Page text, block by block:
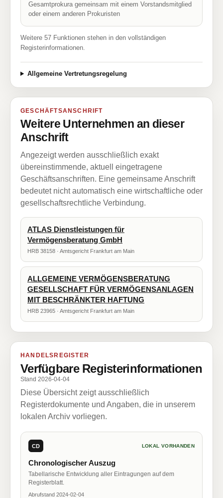
Gesamtprokura gemeinsam mit einem Vorstandsmitglied
oder einem anderen Prokuristen
Weitere 57 Funktionen stehen in den vollständigen
Registerinformationen.
Allgemeine Vertretungsregelung
GESCHÄFTSANSCHRIFT
Weitere Unternehmen an dieser
Anschrift
Angezeigt werden ausschließlich exakt
übereinstimmende, aktuell eingetragene
Geschäftsanschriften. Eine gemeinsame Anschrift
bedeutet nicht automatisch eine wirtschaftliche oder
gesellschaftsrechtliche Verbindung.
ATLAS Dienstleistungen für
Vermögensberatung GmbH
HRB 38158 · Amtsgericht Frankfurt am Main
ALLGEMEINE VERMÖGENSBERATUNG
GESELLSCHAFT FÜR VERMÖGENSANLAGEN
MIT BESCHRÄNKTER HAFTUNG
HRB 23965 · Amtsgericht Frankfurt am Main
HANDELSREGISTER
Verfügbare Registerinformationen
Stand 2026-04-04
Diese Übersicht zeigt ausschließlich
Registerdokumente und Angaben, die in unserem
lokalen Archiv vorliegen.
CD LOKAL VORHANDEN
Chronologischer Auszug
Tabellarische Entwicklung aller Eintragungen auf dem
Registerblatt.
Abrufstand 2024-02-04